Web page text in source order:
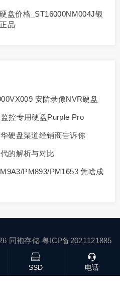
盘价格_ST16000NM004J银
品
安防录像NVR硬盘
控专用硬盘Purple Pro
硬盘渠道经销商告诉你
的解析与对比
PM893/PM1653 凭啥成
同袍存储粤ICP备2021121885
SSD 电话